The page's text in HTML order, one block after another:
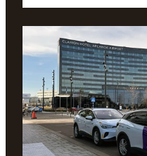
alla vanligen
system på den